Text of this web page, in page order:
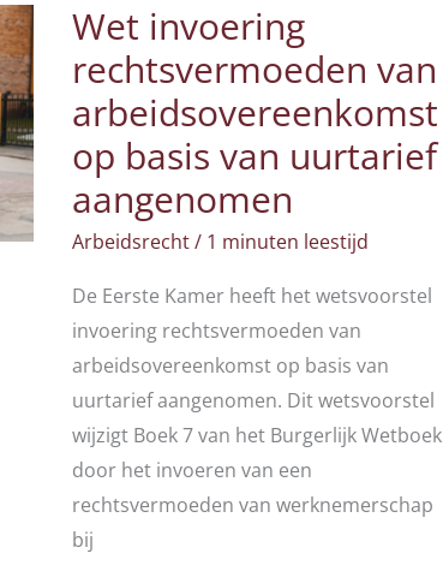
Wet invoering
rechtsvermoeden van
arbeidsovereenkomst
op basis van uurtarief
aangenomen
Arbeidsrecht/ 1 minuten leestijd
De Eerste Kamer heeft het wetsvoorstel
invoering rechtsvermoeden van
arbeidsovereenkomst op basis van
uurtarief aangenomen. Dit wetsvoorstel
wijzigt Boek 7 van het Burgerlijk Wetboek
door het invoeren van een
rechtsvermoeden van werknemerschap
bij